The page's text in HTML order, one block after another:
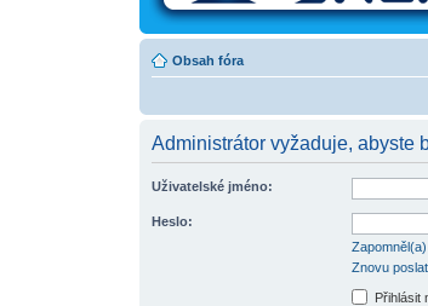
Obsah fóra
Administrátor vyžaduje, abyste
Uživatelské jméno:
Heslo:
Znovu
Přihlásit